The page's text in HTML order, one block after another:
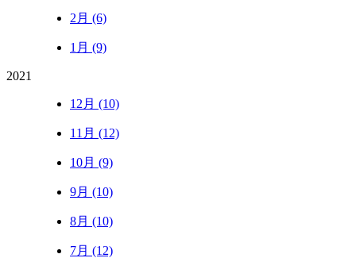
2月 (6)
1月 (9)
2021
12月 (10)
11月 (12)
10月 (9)
9月 (10)
8月 (10)
7月 (12)